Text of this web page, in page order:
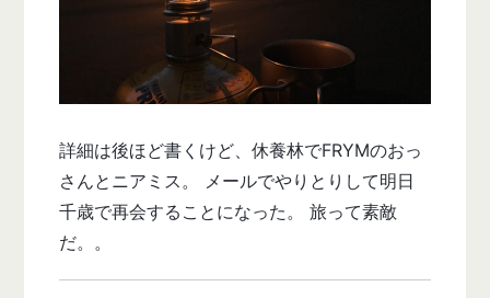
詳細は後ほど書くけど、休養林でFRYMのおっ
さんとニアミス。 メールでやりとりして明日
千歳で再会することになった。 旅って素敵
だ。。